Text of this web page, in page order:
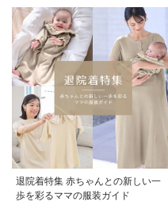
退院着特集 赤ちゃんとの新しい一
歩を彩るママの服装ガイド